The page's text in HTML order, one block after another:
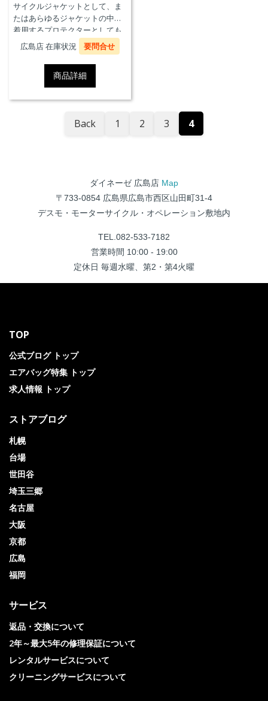
サイクルジャケットとして、ま
たはあらゆるジャケットの中に
着用するプロテクターとしても
使用することができます。
広島店 在庫状況 要問合せ
商品詳細
Back 1 2 3 4
ダイネーゼ 広島店 Map
〒733-0854 広島県広島市西区山田町31-4
デスモ・モーターサイクル・オペレーション敷地内
TEL.082-533-7182
営業時間 10:00 - 19:00
定休日 毎週水曜、第2・第4火曜
TOP
公式ブログ トップ
エアバッグ特集 トップ
求人情報 トップ
ストアブログ
札幌
台場
世田谷
埼玉三郷
名古屋
大阪
京都
広島
福岡
サービス
返品・交換について
2年～最大5年の修理保証について
レンタルサービスについて
クリーニングサービスについて